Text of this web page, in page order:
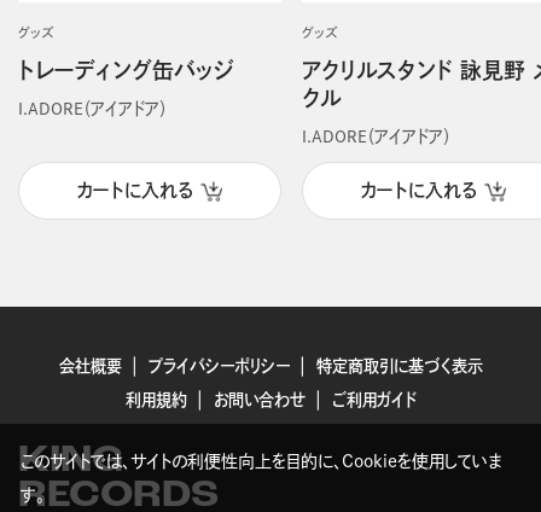
グッズ
トレーディング缶バッジ
I.ADORE（アイアドア）
カートに入れる
グッズ
アクリルスタンド 詠見野
クル
I.ADORE（アイアドア）
カートに入れる
会社概要 プライバシーポリシー
特定商取引に基づく表示
利用規約
お問い合わせ ご利用ガイド
KING
RECORDS
このサイトでは、サイトの利便性向上を目的に、Cookieを使用していま
す。